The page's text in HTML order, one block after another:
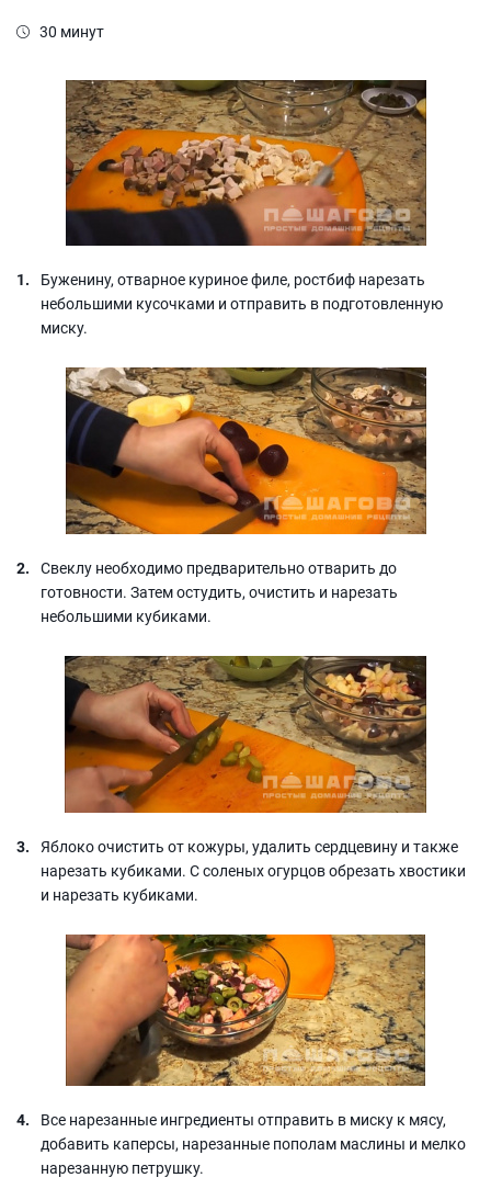
30 минут
Буженину, отварное куриное филе, ростбиф нарезать
небольшими кусочками и отправить в подготовленную
миску.
Свеклу необходимо предварительно отварить до
готовности. Затем остудить, очистить и нарезать
небольшими кубиками.
Яблоко очистить от кожуры, удалить сердцевину и также
нарезать кубиками. С соленых огурцов обрезать хвостики
и нарезать кубиками.
Все нарезанные ингредиенты отправить в миску к мясу,
добавить каперсы, нарезанные пополам маслины и мелко
нарезанную петрушку.